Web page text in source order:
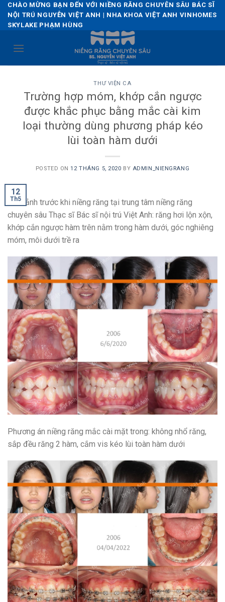
Skip
content
CHÀO MỪNG BẠN ĐẾN VỚI NIỀNG RĂNG CHUYÊN SÂU BÁC SĨ
NỘI TRÚ NGUYỄN VIỆT ANH | NHA KHOA VIỆT ANH VINHOMES
SKYLAKE PHẠM HÙNG
THƯ VIỆN CA
Trường hợp móm, khớp cắn ngược
được khắc phục bằng mắc cài kim
loại thường dùng phương pháp kéo
lùi toàn hàm dưới
POSTED ON12 THÁNG 5, 2020 BY ADMIN_NIENGRANG
12
Th5
Hình ảnh trước khi niềng răng tại trung tâm niềng răng
chuyên sâu Thạc sĩ Bác sĩ nội trú Việt Anh: răng hơi lộn xộn,
khớp cắn ngược hàm trên nằm trong hàm dưới, góc nghiêng
móm, môi dưới trề ra
Phương án niềng răng mắc cài mặt trong: không nhổ răng,
sắp đều răng 2 hàm, cắm vis kéo lùi toàn hàm dưới